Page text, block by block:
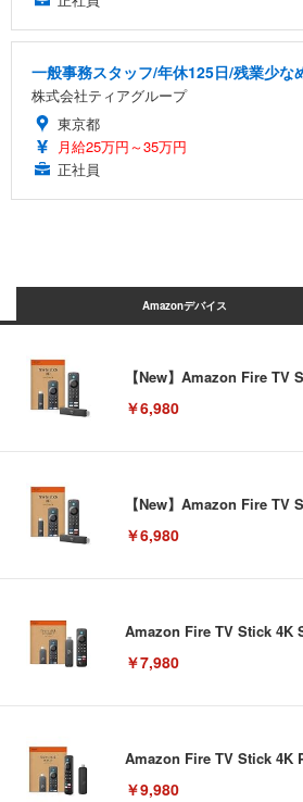
一般事務スタッフ/年休125日/残業少な
株式会社ティアグループ
東京都
月給25万円～35万円
正社員
Amazonデバイス
【New】Amazon Fire TV
￥6,980
【New】Amazon Fire TV
￥6,980
Amazon Fire TV Stick 4K
￥7,980
Amazon Fire TV Stick 4K
￥9,980